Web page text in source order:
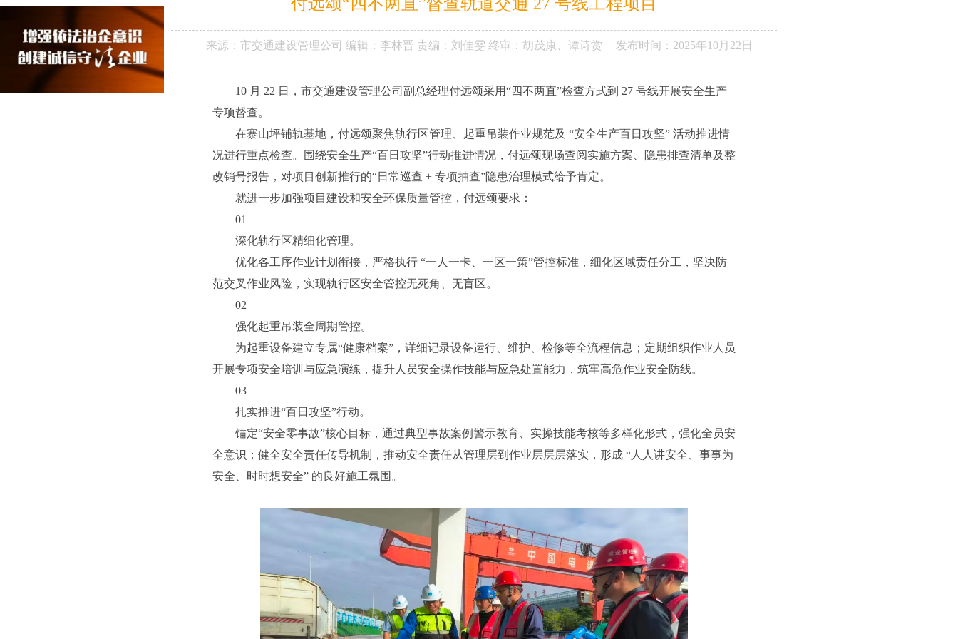
来源： 市交通建设管理公司 编辑：李林晋 责编：刘佳雯 终审：胡茂康、谭诗赏 发布时间： 2025年10月22日
10 月 22 日，市交通建设管理公司副总经理付远颂采用“四不两直”检查方式到 27 号线开展安全生产
专项督查。
在寨山坪铺轨基地，付远颂聚焦轨行区管理、起重吊装作业规范及 “安全生产百日攻坚” 活动推进情
况进行重点检查。围绕安全生产“百日攻坚”行动推进情况，付远颂现场查阅实施方案、隐患排查清单及整
改销号报告，对项目创新推行的“日常巡查 + 专项抽查”隐患治理模式给予肯定。
就进一步加强项目建设和安全环保质量管控，付远颂要求：
01
深化轨行区精细化管理。
优化各工序作业计划衔接，严格执行 “一人一卡、一区一策”管控标准，细化区域责任分工，坚决防
范交叉作业风险，实现轨行区安全管控无死角、无盲区。
02
强化起重吊装全周期管控。
为起重设备建立专属“健康档案”，详细记录设备运行、维护、检修等全流程信息；定期组织作业人员
开展专项安全培训与应急演练，提升人员安全操作技能与应急处置能力，筑牢高危作业安全防线。
03
扎实推进“百日攻坚”行动。
锚定“安全零事故”核心目标，通过典型事故案例警示教育、实操技能考核等多样化形式，强化全员安
全意识；健全安全责任传导机制，推动安全责任从管理层到作业层层层落实，形成 “人人讲安全、事事为
安全、时时想安全” 的良好施工氛围。